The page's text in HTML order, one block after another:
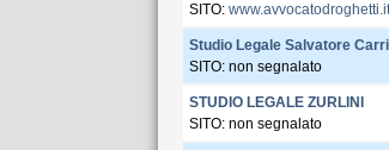
SITO: www.avvocatodroghetti.it
Studio Legale Salvatore
SITO: non segnalato
STUDIO LEGALE ZURLINI
SITO: non segnalato